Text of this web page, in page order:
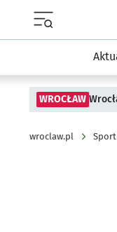
WROCŁAW
wroclaw.pl